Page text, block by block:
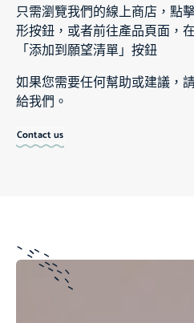
只需瀏覽我們的線上商店，點
形按鈕，或者前往產品頁面，
「添加到願望清單」按鈕
如果您需要任何幫助或建議，
給我們。
Contact us